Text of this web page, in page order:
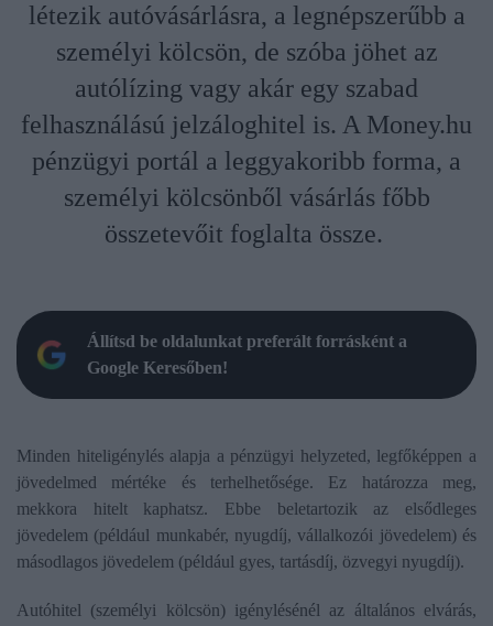
létezik autóvásárlásra, a legnépszerűbb a
személyi kölcsön, de szóba jöhet az
autólízing vagy akár egy szabad
felhasználású jelzáloghitel is. A Money.hu
pénzügyi portál a leggyakoribb forma, a
személyi kölcsönből vásárlás főbb
összetevőit foglalta össze.
Állítsd be oldalunkat preferált forrásként a
Google Keresőben!
Minden hiteligénylés alapja a pénzügyi helyzeted, legfőképpen a
jövedelmed mértéke és terhelhetősége. Ez határozza meg,
mekkora hitelt kaphatsz. Ebbe beletartozik az elsődleges
jövedelem (például munkabér, nyugdíj, vállalkozói jövedelem) és
másodlagos jövedelem (például gyes, tartásdíj, özvegyi nyugdíj).
Autóhitel (személyi kölcsön) igénylésénél az általános elvárás,